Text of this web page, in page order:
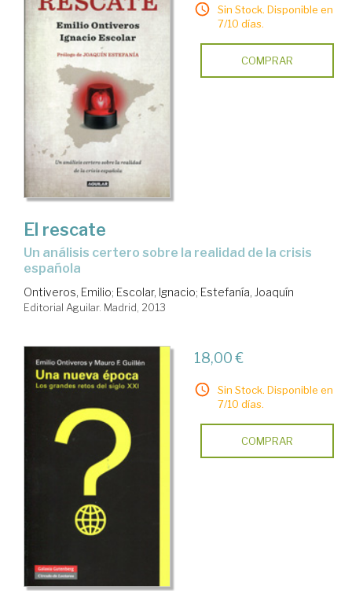
Sin Stock. Disponible en
7/10 días.
COMPRAR
El rescate
un análisis certero sobre la realidad de la crisis
española
Ontiveros, Emilio; Escolar, Ignacio; Estefanía, Joaquín
Editorial Aguilar. Madrid, 2013
18,00 €
Sin Stock. Disponible en
7/10 días.
COMPRAR